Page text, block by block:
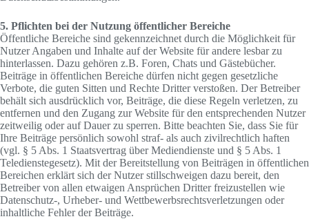
5. Pflichten bei der Nutzung öffentlicher Bereiche
Öffentliche Bereiche sind gekennzeichnet durch die Möglichkeit für
Nutzer Angaben und Inhalte auf der Website für andere lesbar zu
hinterlassen. Dazu gehören z.B. Foren, Chats und Gästebücher.
Beiträge in öffentlichen Bereiche dürfen nicht gegen gesetzliche
Verbote, die guten Sitten und Rechte Dritter verstoßen. Der Betreiber
behält sich ausdrücklich vor, Beiträge, die diese Regeln verletzen, zu
entfernen und den Zugang zur Website für den entsprechenden Nutzer
zeitweilig oder auf Dauer zu sperren. Bitte beachten Sie, dass Sie für
Ihre Beiträge persönlich sowohl straf- als auch zivilrechtlich haften
(vgl. § 5 Abs. 1 Staatsvertrag über Mediendienste und § 5 Abs. 1
Teledienstegesetz). Mit der Bereitstellung von Beiträgen in öffentlichen
Bereichen erklärt sich der Nutzer stillschweigen dazu bereit, den
Betreiber von allen etwaigen Ansprüchen Dritter freizustellen wie
Datenschutz-, Urheber- und Wettbewerbsrechtsverletzungen oder
inhaltliche Fehler der Beiträge.